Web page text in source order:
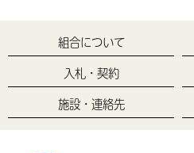
組合について
入札・契約
施設・連絡先